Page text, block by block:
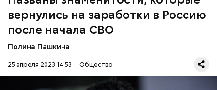
вернулись на заработки в Россию
после начала СВО
Полина Пашкина
25 апреля 2023 14:53 Общество